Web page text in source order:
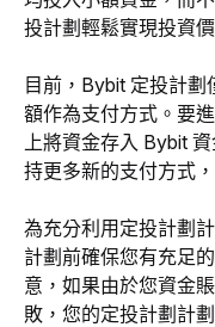
投計劃輕鬆實現投資
目前，Bybit 定投計
額作為支付方式。要
上將資金存入 Bybit
持更多新的支付方式
為充分利用定投計劃
計劃前確保您有充足
意，如果由於您資金
敗，您的定投計劃計